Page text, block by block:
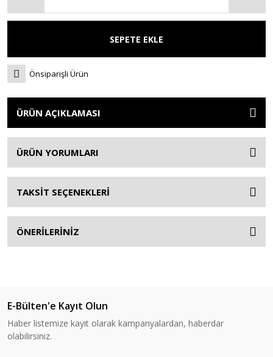
SEPETE EKLE
Önsiparişli Ürün
ÜRÜN AÇIKLAMASI
ÜRÜN YORUMLARI
TAKSİT SEÇENEKLERİ
ÖNERİLERİNİZ
E-Bülten'e Kayıt Olun
Haber listemize kayıt olarak kampanyalardan, haberdar
olabilirsiniz.